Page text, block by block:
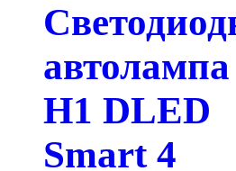
автолампа
H1 DLED
Smart 4